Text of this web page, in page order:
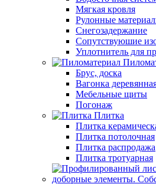
Мягкая кровля
Рулонные
Снегозадержание
Сопутствуюшие
Уплотнитель для
Брус, доска
Вагонка
Мебельные щиты
Погонаж
Плитка
Плитка
Плитка потолочная
Плитка распродажа
Плитка тротуарная